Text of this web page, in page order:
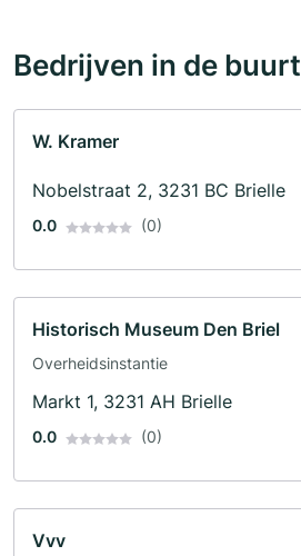
Bedrijven in de buurt
W. Kramer
Nobelstraat 2, 3231 BC Brielle
0.0 (0)
Historisch Museum Den Briel
Overheidsinstantie
Markt 1, 3231 AH Brielle
0.0 (0)
Vvv